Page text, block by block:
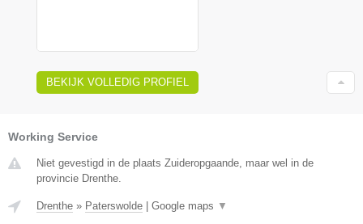
BEKIJK VOLLEDIG PROFIEL
Working Service
Niet gevestigd in de plaats Zuideropgaande, maar wel in de
provincie Drenthe.
Drenthe » Paterswolde Google maps ▼